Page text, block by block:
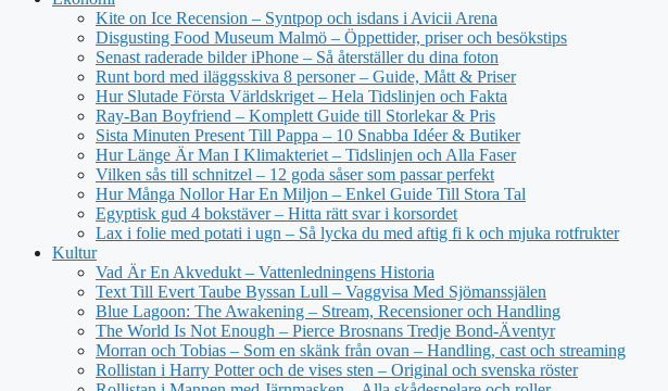
Kite on Ice Recension – Syntpop och isdans i Avicii Arena
Disgusting Food Museum Malmö – Öppettider, priser och besökstips
Senast raderade bilder iPhone – Så återställer du dina foton
Runt bord med iläggsskiva 8 personer – Guide, Mått & Priser
Hur Slutade Första Världskriget – Hela Tidslinjen och Fakta
Ray-Ban Boyfriend – Komplett Guide till Storlekar & Pris
Sista Minuten Present Till Pappa – 10 Snabba Idéer & Butiker
Hur Länge Är Man I Klimakteriet – Tidslinjen och Alla Faser
Vilken sås till schnitzel – 12 goda såser som passar perfekt
Hur Många Nollor Har En Miljon – Enkel Guide Till Stora Tal
Egyptisk gud 4 bokstäver – Hitta rätt svar i korsordet
Lax i folie med potati i ugn – Så lycka du med aftig fi k och mjuka rotfrukter
Kultur
Vad Är En Akvedukt – Vattenledningens Historia
Text Till Evert Taube Byssan Lull – Vaggvisa Med Sjömanssjälen
Blue Lagoon: The Awakening – Stream, Recensioner och Handling
The World Is Not Enough – Pierce Brosnans Tredje Bond-Äventyr
Morran och Tobias – Som en skänk från ovan – Handling, cast och streaming
Rollistan i Harry Potter och de vises sten – Original och svenska röster